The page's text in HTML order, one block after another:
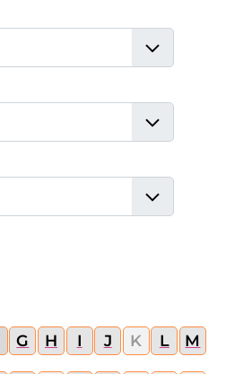
G H I J K L M